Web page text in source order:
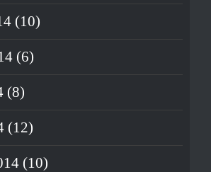
(10)
(6)
(8)
(12)
(10)